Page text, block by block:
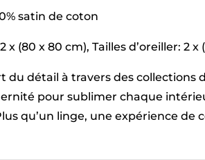
satin de coton
x (80 x 80 cm), Tailles d’oreiller: 2 x
du détail à travers des
pour sublimer chaque
qu’un linge, une expérience